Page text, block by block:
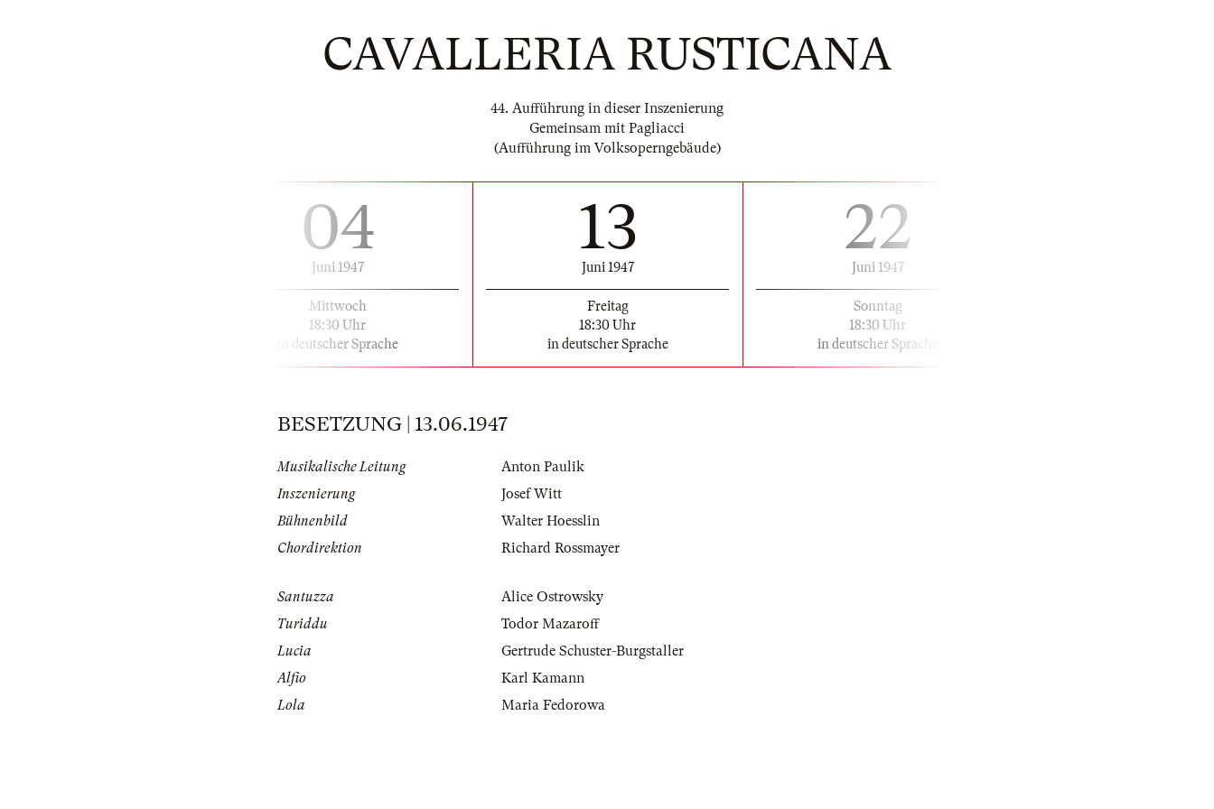
CAVALLERIA RUSTICANA
44. Aufführung in dieser Inszenierung
Gemeinsam mit Pagliacci
(Aufführung im Volksoperngebäude)
04
Juni 1947
Mittwoch
18:30 Uhr
in deutscher Sprache
13
Juni 1947
Freitag
18:30 Uhr
in deutscher Sprache
22
Juni 1947
Sonntag
18:30 Uhr
in deutscher Sprache
BESETZUNG | 13.06.1947
Musikalische Leitung
Anton Paulik
Inszenierung
Josef Witt
Bühnenbild
Walter Hoesslin
Chordirektion
Richard Rossmayer
Santuzza
Alice Ostrowsky
Turiddu
Todor Mazaroff
Lucia
Gertrude Schuster-Burgstaller
Alfio
Karl Kamann
Lola
Maria Fedorowa